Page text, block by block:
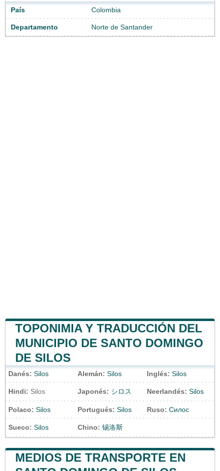
País Colombia
Departamento Norte de Santander
TOPONIMIA Y TRADUCCIÓN DEL
MUNICIPIO DE SANTO DOMINGO
DE SILOS
Danés: Silos Alemán: Silos Inglés: Silos
Hindi: Silos Japonés: シロス Neerlandés: Silos
Polaco: Silos Portugués: Silos Ruso: Силос
Sueco: Silos Chino: 锡洛斯
MEDIOS DE TRANSPORTE EN